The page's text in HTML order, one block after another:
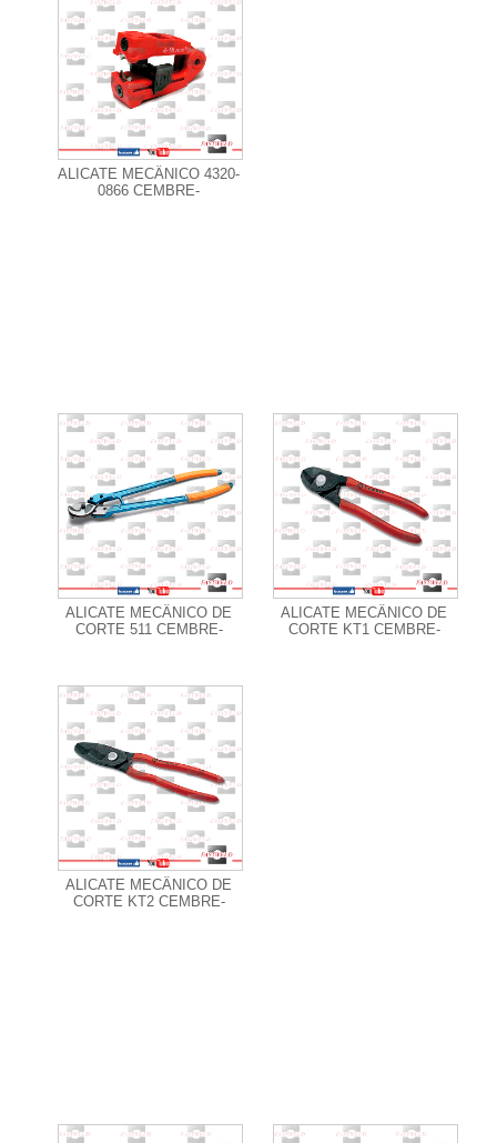
+ Informações
ALICATE MECÂNICO 4320-
0866 CEMBRE-
+ Informações
ALICATE MECÂNICO DE
CORTE 511 CEMBRE-
+ Informações
ALICATE MECÂNICO DE
CORTE KT1 CEMBRE-
+ Informações
ALICATE MECÂNICO DE
CORTE KT2 CEMBRE-